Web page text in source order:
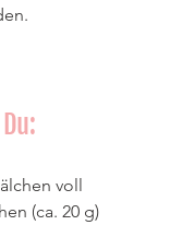
voll
(ca. 20 g)